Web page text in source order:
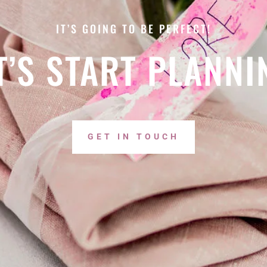
IT’S GOING TO BE PERFECT!
START
GET IN TOUCH